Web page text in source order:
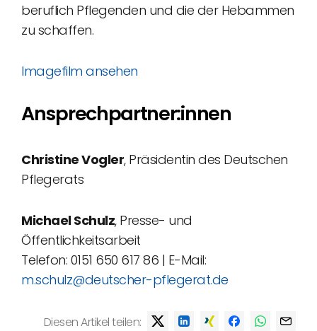
beruflich Pflegenden und die der Hebammen
zu schaffen.
Imagefilm ansehen
Ansprechpartner:innen
Christine Vogler, Präsidentin des Deutschen
Pflegerats
Michael Schulz, Presse- und
Öffentlichkeitsarbeit
Telefon: 0151 650 617 86 | E-Mail:
m.schulz@deutscher-pflegerat.de
Diesen Artikel teilen: